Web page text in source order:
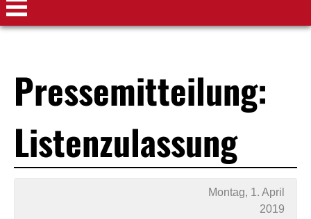
Pressemitteilung:
Listenzulassung
Montag, 1. April
2019